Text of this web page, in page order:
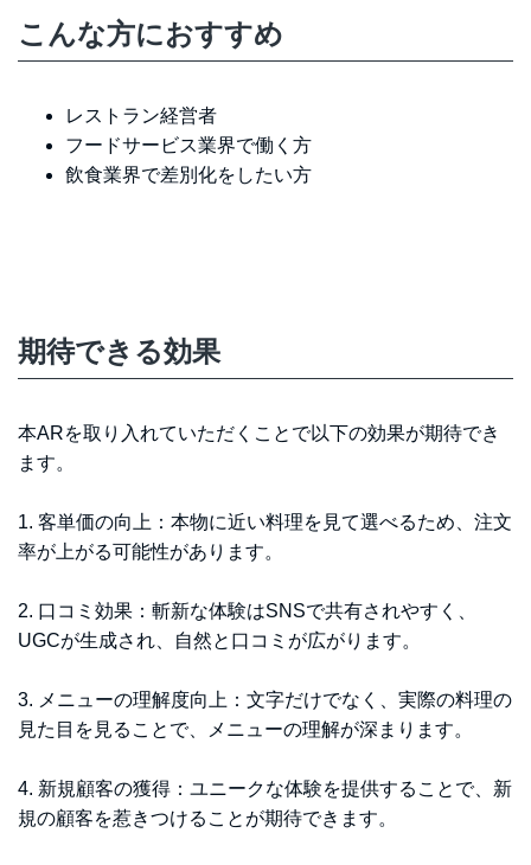
こんな方におすすめ
レストラン経営者
フードサービス業界で働く方
飲食業界で差別化をしたい方
期待できる効果
本ARを取り入れていただくことで以下の効果が期待でき
ます。
1. 客単価の向上：本物に近い料理を見て選べるため、注文
率が上がる可能性があります。
2. 口コミ効果：斬新な体験はSNSで共有されやすく、
UGCが生成され、自然と口コミが広がります。
3. メニューの理解度向上：文字だけでなく、実際の料理の
見た目を見ることで、メニューの理解が深まります。
4. 新規顧客の獲得：ユニークな体験を提供することで、新
規の顧客を惹きつけることが期待できます。